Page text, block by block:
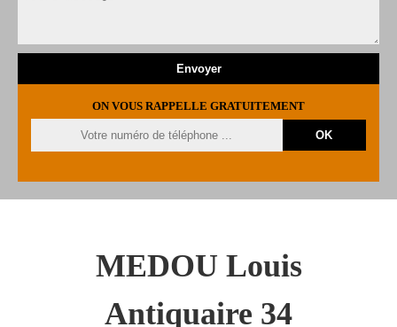
ON VOUS RAPPELLE GRATUITEMENT
MEDOU Louis
Antiquaire 34